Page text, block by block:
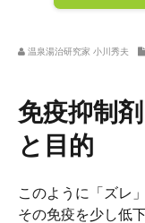
温泉湯治研究家 小川秀夫
免疫抑制
と目的
このように「ズレ
その免疫を少し低